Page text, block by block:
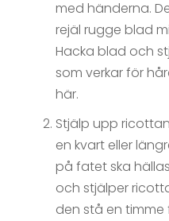
med händerna.
rejäl rugge blad
Hacka blad och
som verkar för
här.
Stjälp upp
en kvart eller
på fatet ska
och stjälper
den stå en timme